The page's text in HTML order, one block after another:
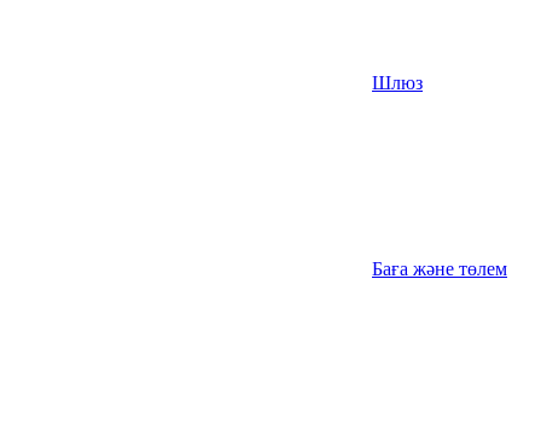
Шлюз
Баға және төлем